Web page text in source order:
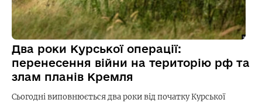
Два роки Курської операції:
перенесення війни на територію рф та
злам планів Кремля
Сьогодні виповнюється два роки від початку Курської